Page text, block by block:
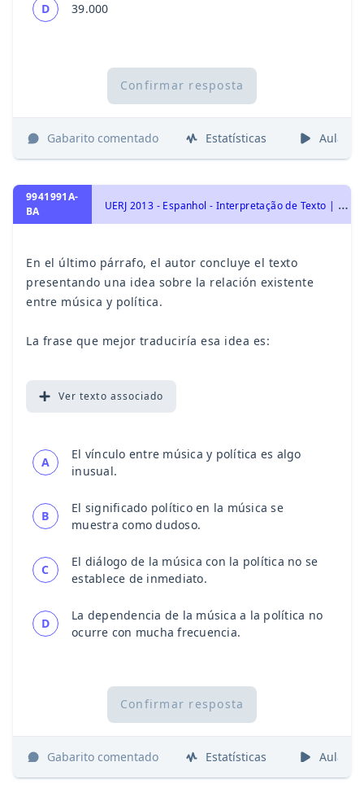
D 39.000
Confirmar resposta
Gabarito comentado Estatísticas Aulas
9941991A-
BA
U
ERJ 2013 - Espanhol - Interpretação de Texto | Comprensión de Lectura
En el último párrafo, el autor concluye el texto
presentando una idea sobre la relación existente
entre música y política.
La frase que mejor traduciría esa idea es:
Ver texto associado
A
El vínculo entre música y política es algo
inusual.
B
El significado político en la música se
muestra como dudoso.
C
El diálogo de la música con la política no se
establece de inmediato.
D
La dependencia de la música a la política no
ocurre con mucha frecuencia.
Confirmar resposta
Gabarito comentado Estatísticas Aulas